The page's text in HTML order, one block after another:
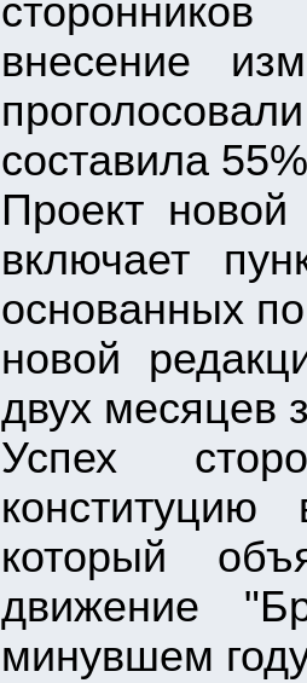
внесение
составила
Проект
включает
основанных
новой
двух месяцев
Успех
который
движение
минувшем